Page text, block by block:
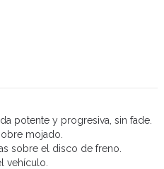
potente y progresiva, sin fade.
mojado.
sobre el disco de freno.
vehículo.